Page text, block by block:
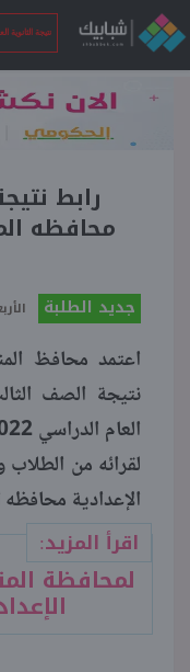
نتيجة الثانوية
نتيجة رابط
جديد الطلبة الأربعاء 07-
اعتمد محافظ
نتيجة الصف
لقرائه من الطلاب
الإعدادية محافظه المنيا ٢٠٢٣ بالاسم
اقرأ المزيد:
لمحافظة